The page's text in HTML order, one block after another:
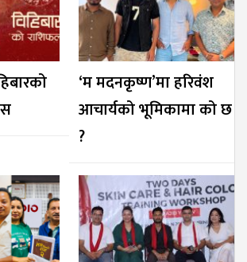
‘म मदनकृष्ण’मा हरिवंश
आचार्यको भूमिकामा को छ
?